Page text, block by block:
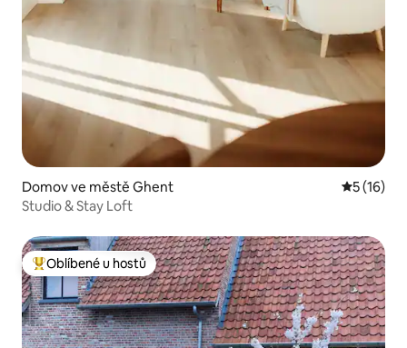
Domov ve městě Ghent Průměrné
5 (16)
Studio & Stay Loft
Nejlepší v kategorii Oblíbené u hostů
Oblíbené u hostů